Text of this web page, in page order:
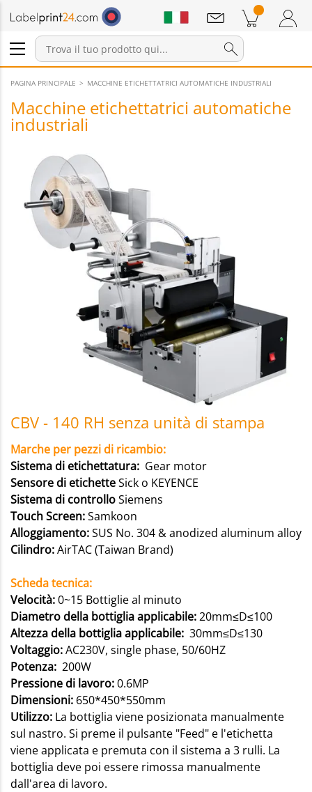
Accedi / Registrati
Prodotti nel carrello
Annunci
PAGINA PRINCIPALE MACCHINE ETICHETTATRICI AUTOMATICHE INDUSTRIALI
Macchine etichettatrici automatiche
industriali
CBV - 140 RH senza unità di stampa
Marche per pezzi di ricambio:
Sistema di etichettatura: Gear motor
Sensore di etichetteSick o KEYENCE
Sistema di controlloSiemens
Touch Screen:Samkoon
Alloggiamento:SUS No. 304 & anodized aluminum alloy
Cilindro:AirTAC (Taiwan Brand)
Scheda tecnica:
Velocità:0~15 Bottiglie al minuto
Diametro della bottiglia applicabile:20mm≤D≤100
Altezza della bottiglia applicabile: 30mm≤D≤130
Voltaggio:AC230V, single phase, 50/60HZ
Potenza: 200W
Pressione di lavoro:0.6MP
Dimensioni: 650*450*550mm
Utilizzo: La bottiglia viene posizionata manualmente
sul nastro. Si preme il pulsante "Feed" e l'etichetta
viene applicata e premuta con il sistema a 3 rulli. La
bottiglia deve poi essere rimossa manualmente
dall'area di lavoro.